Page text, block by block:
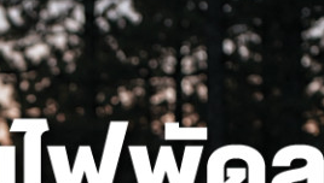
2 พนักงานคลัง